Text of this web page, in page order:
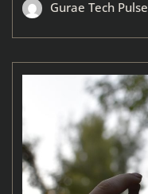
Gurae Tech Pulse